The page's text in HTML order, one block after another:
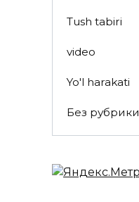
Tush tabiri
video
Yo'l harakati
Без рубрики